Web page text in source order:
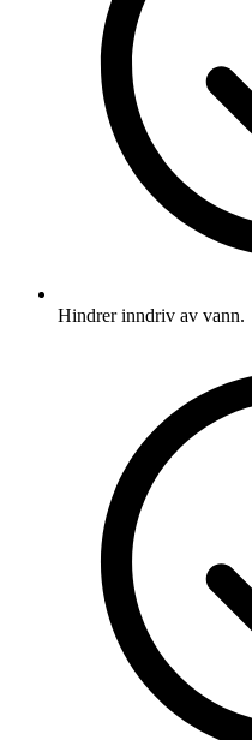
Hindrer inndriv av vann.